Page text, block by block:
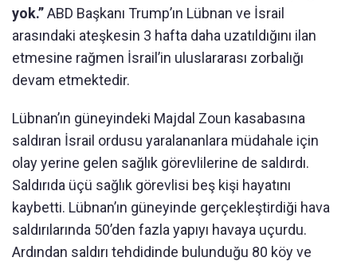
yok.”ABD Başkanı Trump’ın Lübnan ve İsrail
arasındaki ateşkesin 3 hafta daha uzatıldığını ilan
etmesine rağmen İsrail’in uluslararası zorbalığı
devam etmektedir.
Lübnan’ın güneyindeki Majdal Zoun kasabasına
saldıran İsrail ordusu yaralananlara müdahale için
olay yerine gelen sağlık görevlilerine de saldırdı.
Saldırıda üçü sağlık görevlisi beş kişi hayatını
kaybetti. Lübnan’ın güneyinde gerçekleştirdiği hava
saldırılarında 50’den fazla yapıyı havaya uçurdu.
Ardından saldırı tehdidinde bulunduğu 80 köy ve